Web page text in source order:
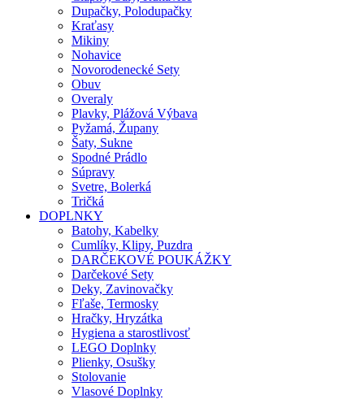
Dupačky, Polodupačky
Kraťasy
Mikiny
Nohavice
Novorodenecké Sety
Obuv
Overaly
Plavky, Plážová Výbava
Pyžamá, Župany
Šaty, Sukne
Spodné Prádlo
Súpravy
Svetre, Bolerká
Tričká
DOPLNKY
Batohy, Kabelky
Cumlíky, Klipy, Puzdra
DARČEKOVÉ POUKÁŽKY
Darčekové Sety
Deky, Zavinovačky
Fľaše, Termosky
Hračky, Hryzátka
Hygiena a starostlivosť
LEGO Doplnky
Plienky, Osušky
Stolovanie
Vlasové Doplnky